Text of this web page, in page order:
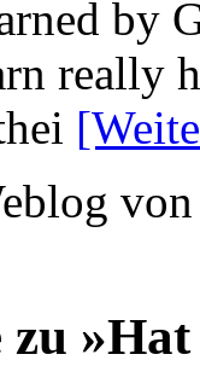
by
really